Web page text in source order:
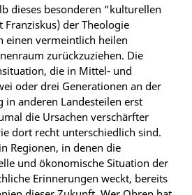
dieses besonderen “kulturellen
Franziskus) der Theologie
einen vermeintlich heilen
zurückzuziehen. Die
die in Mittel- und
oder drei Generationen an der
in anderen Landesteilen erst
die Ursachen verschärfter
dort recht unterschiedlich sind.
Regionen, in denen die
und ökonomische Situation der
Erinnerungen weckt, bereits